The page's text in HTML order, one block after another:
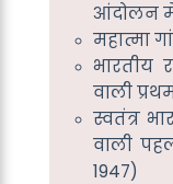
आंदोलन में
महात्मा
भारतीय
वाली
स्वतंत्र
वाली
1947)